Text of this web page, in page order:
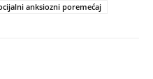
anksiozni poremećaj